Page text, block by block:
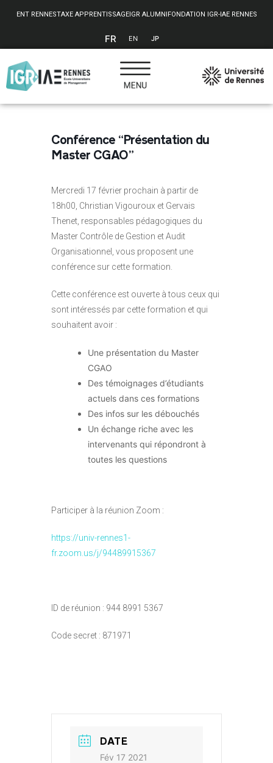
ENT RENNESTAXE APPRENTISSAGEIGR ALUMNIFONDATION IGR-IAE RENNES
FR EN JP
Conférence “Présentation du
Master CGAO”
Mercredi 17 février prochain à partir de
18h00, Christian Vigouroux et Gervais
Thenet, responsables pédagogiques du
Master Contrôle de Gestion et Audit
Organisationnel, vous proposent une
conférence sur cette formation.
Cette conférence est ouverte à tous ceux qui
sont intéressés par cette formation et qui
souhaitent avoir :
Une présentation du Master
CGAO
Des témoignages d’étudiants
actuels dans ces formations
Des infos sur les débouchés
Un échange riche avec les
intervenants qui répondront à
toutes les questions
Participer à la réunion Zoom :
https://univ-rennes1-
fr.zoom.us/j/94489915367
ID de réunion : 944 8991 5367
Code secret : 871971
DATE
Fév 17 2021